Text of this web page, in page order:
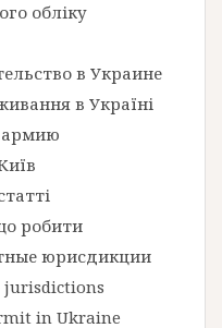
обліку
в Украине
в Україні
армию
робити
юрисдикции
jurisdictions
in Ukraine